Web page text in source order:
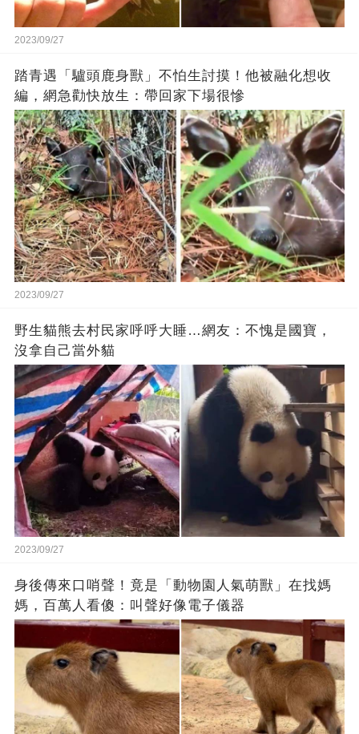
2023/09/27
踏青遇「驢頭鹿身獸」不怕生討摸！他被融化想收
編，網急勸快放生：帶回家下場很慘
2023/09/27
野生貓熊去村民家呼呼大睡…網友：不愧是國寶，
沒拿自己當外貓
2023/09/27
身後傳來口哨聲！竟是「動物園人氣萌獸」在找媽
媽，百萬人看傻：叫聲好像電子儀器